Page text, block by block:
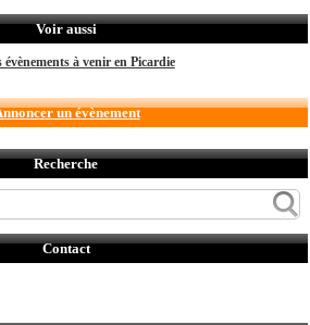
Voir aussi
évènements à venir en Picardie
un évènement
Recherche
Contact